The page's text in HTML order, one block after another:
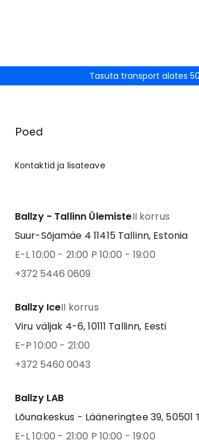
Tasuta transport alates
Poed
Kontaktid ja lisateave
Ballzy - Tallinn ÜlemisteII korrus
Suur-Sõjamäe 4 11415 Tallinn, Estonia
E-L 10:00 - 21:00 P 10:00 - 19:00
+372 5446 0609
Ballzy IceII korrus
Viru väljak 4-6, 10111 Tallinn, Eesti
E-P 10:00 - 21:00
+372 5460 0043
Ballzy LAB
Lõunakeskus - Lääneringtee 39, 50501
E-L 10:00 - 21:00 P 10:00 - 19:00